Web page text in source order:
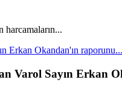
harcamaların...
Erkan Okandan'ın raporunu...
Varol Sayın Erkan